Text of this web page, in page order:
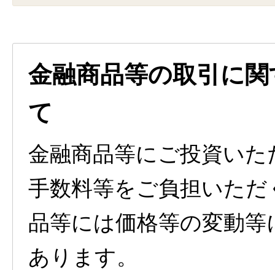
金融商品等の取引に
て
金融商品等にご投資い
手数料等をご負担いた
品等には価格等の変動
あります。